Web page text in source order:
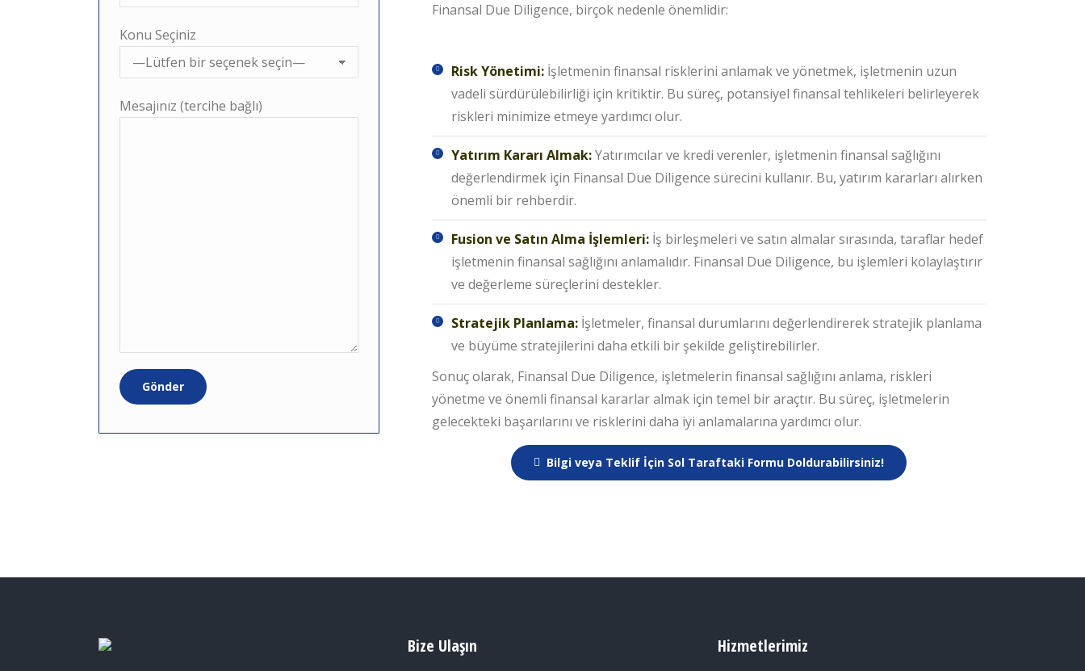
Finansal Due Diligence, birçok nedenle önemlidir:
Risk Yönetimi: İşletmenin finansal risklerini anlamak ve yönetmek, işletmenin uzun
vadeli sürdürülebilirliği için kritiktir. Bu süreç, potansiyel finansal tehlikeleri belirleyerek
riskleri minimize etmeye yardımcı olur.
Yatırım Kararı Almak:Yatırımcılar ve kredi verenler, işletmenin finansal sağlığını
değerlendirmek için Finansal Due Diligence sürecini kullanır. Bu, yatırım kararları alırken
önemli bir rehberdir.
Fusion ve Satın Alma İşlemleri:İş birleşmeleri ve satın almalar sırasında, taraflar hedef
işletmenin finansal sağlığını anlamalıdır. Finansal Due Diligence, bu işlemleri kolaylaştırır
ve değerleme süreçlerini destekler.
Stratejik Planlama: İşletmeler, finansal durumlarını değerlendirerek stratejik planlama
ve büyüme stratejilerini daha etkili bir şekilde geliştirebilirler.
Sonuç olarak, Finansal Due Diligence, işletmelerin finansal sağlığını anlama, riskleri
yönetme ve önemli finansal kararlar almak için temel bir araçtır. Bu süreç, işletmelerin
gelecekteki başarılarını ve risklerini daha iyi anlamalarına yardımcı olur.
Bilgi veya Teklif İçin Sol Taraftaki Formu Doldurabilirsiniz!
Konu Seçiniz
Mesajınız (tercihe bağlı)
Bize Ulaşın Hizmetlerimiz